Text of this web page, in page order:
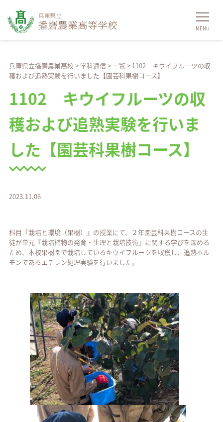
兵庫県立播磨農業高校> 学科通信>一覧> 1102 キウイフルーツの収
穫および追熟実験を行いました【園芸科果樹コース】
1102 キウイフルーツの収
穫および追熟実験を行いま
した【園芸科果樹コース】
2023.11.06
科目『栽培と環境（果樹）』の授業にて、２年園芸科果樹コースの生
徒が単元『栽培植物の発育・生理と栽培技術』に関する学びを深める
ため、本校果樹園で栽培しているキウイフルーツを収穫し、追熟ホル
モンであるエチレン処理実験を行いました。